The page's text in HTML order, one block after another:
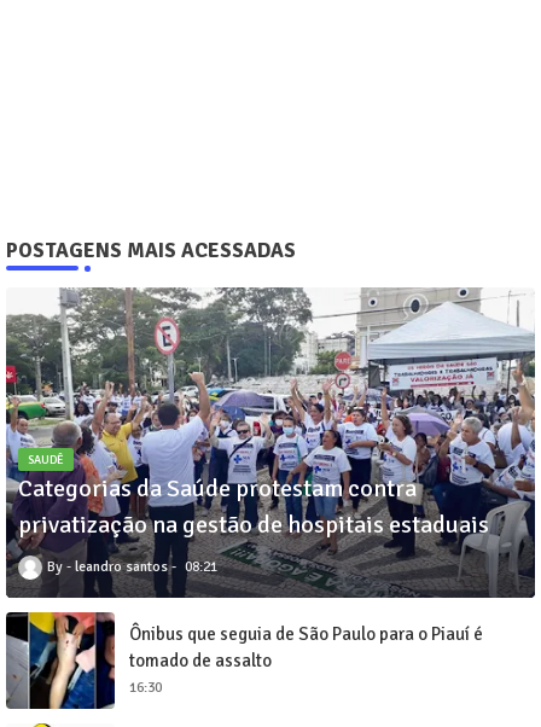
POSTAGENS MAIS ACESSADAS
SAUDÊ
Categorias da Saúde protestam contra
privatização na gestão de hospitais estaduais
leandro santos 08:21
Ônibus que seguia de São Paulo para o Piauí é
tomado de assalto
16:30